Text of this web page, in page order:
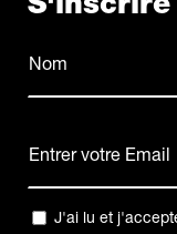
mail
Confidentialité
J'ai lu et